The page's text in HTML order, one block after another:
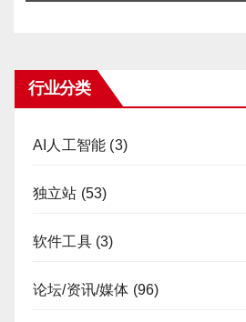
行业分类
AI人工智能 (3)
独立站 (53)
软件工具(3)
论坛/资讯/媒体 (96)